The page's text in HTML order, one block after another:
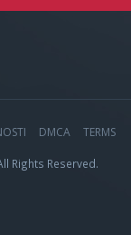
DMCA TERMS
Rights Reserved.